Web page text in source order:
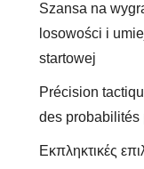
Szansa na
losowości i
startowej
Précision
des probabilités
Εκπληκτικές